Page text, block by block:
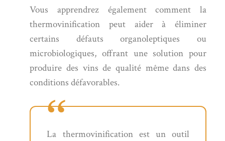
Vous apprendrez également comment la
thermovinification peut aider à éliminer
certains défauts organoleptiques ou
microbiologiques, offrant une solution pour
produire des vins de qualité même dans des
conditions défavorables.
La thermovinification est un outil